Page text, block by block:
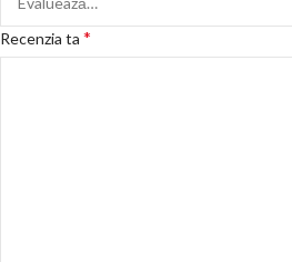
Recenzia ta *